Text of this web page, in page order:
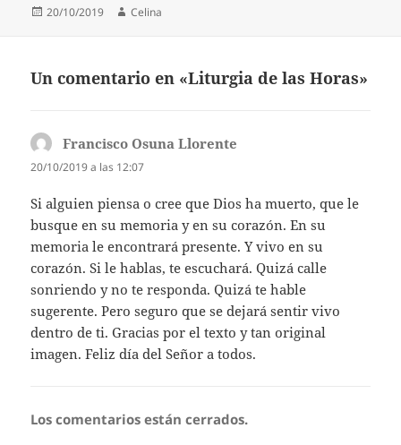
Publicado
20/10/2019 Autor
Celina
Un comentario en «Liturgia de las Horas»
Francisco Osuna Llorente
20/10/2019 a las 12:07
Si alguien piensa o cree que Dios ha muerto, que le
busque en su memoria y en su corazón. En su
memoria le encontrará presente. Y vivo en su
corazón. Si le hablas, te escuchará. Quizá calle
sonriendo y no te responda. Quizá te hable
sugerente. Pero seguro que se dejará sentir vivo
dentro de ti. Gracias por el texto y tan original
imagen. Feliz día del Señor a todos.
Los comentarios están cerrados.